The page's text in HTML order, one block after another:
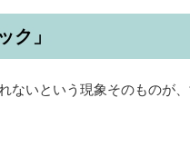
ク」
ないという現象そのものが